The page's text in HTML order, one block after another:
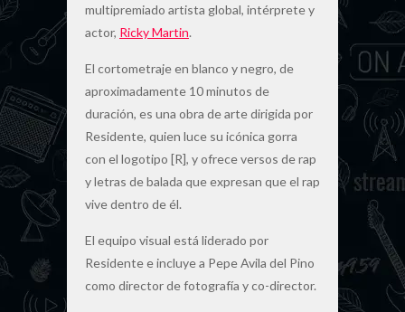
multipremiado artista global, intérprete y
actor, Ricky Martin.
El cortometraje en blanco y negro, de
aproximadamente 10 minutos de
duración, es una obra de arte dirigida por
Residente, quien luce su icónica gorra
con el logotipo [R], y ofrece versos de rap
y letras de balada que expresan que el rap
vive dentro de él.
El equipo visual está liderado por
Residente e incluye a Pepe Avila del Pino
como director de fotografía y co-director.